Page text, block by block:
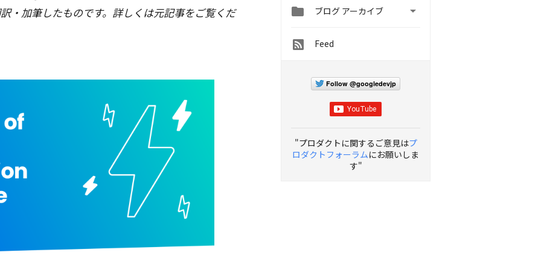
・加筆したものです。詳しくは元記事をご覧くだ
 ブログ アーカイブ 
Feed
Follow @googledevjp
"プロダクトに関するご意見はプ
ロダクトフォーラムにお願いしま
す"